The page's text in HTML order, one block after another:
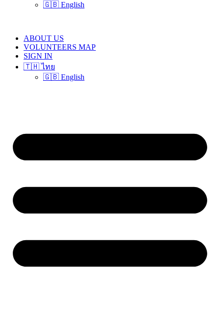
🇬🇧 English
ABOUT US
VOLUNTEERS MAP
SIGN IN
🇹🇭 ไทย
🇬🇧 English